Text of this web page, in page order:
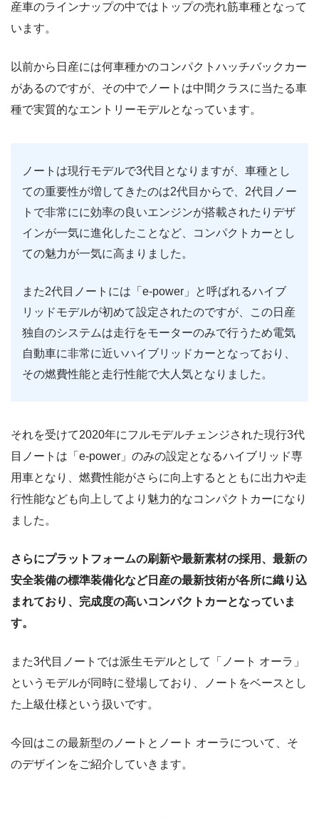
産車のラインナップの中ではトップの売れ筋車種となって
います。
以前から日産には何車種かのコンパクトハッチバックカー
があるのですが、その中でノートは中間クラスに当たる車
種で実質的なエントリーモデルとなっています。
ノートは現行モデルで3代目となりますが、車種とし
ての重要性が増してきたのは2代目からで、2代目ノー
トで非常にに効率の良いエンジンが搭載されたりデザ
インが一気に進化したことなど、コンパクトカーとし
ての魅力が一気に高まりました。
また2代目ノートには「e-power」と呼ばれるハイブ
リッドモデルが初めて設定されたのですが、この日産
独自のシステムは走行をモーターのみで行うため電気
自動車に非常に近いハイブリッドカーとなっており、
その燃費性能と走行性能で大人気となりました。
それを受けて2020年にフルモデルチェンジされた現行3代
目ノートは「e-power」のみの設定となるハイブリッド専
用車となり、燃費性能がさらに向上するとともに出力や走
行性能なども向上してより魅力的なコンパクトカーになり
ました。
さらにプラットフォームの刷新や最新素材の採用、最新の
安全装備の標準装備化など日産の最新技術が各所に織り込
まれており、完成度の高いコンパクトカーとなっていま
す。
また3代目ノートでは派生モデルとして「ノート オーラ」
というモデルが同時に登場しており、ノートをベースとし
た上級仕様という扱いです。
今回はこの最新型のノートとノート オーラについて、そ
のデザインをご紹介していきます。